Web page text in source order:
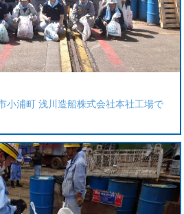
小浦町 浅川造船株式会社本社工場で